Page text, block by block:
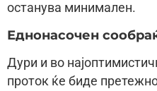
останува минимален.
Еднонасочен
Дури и во
проток ќе биде